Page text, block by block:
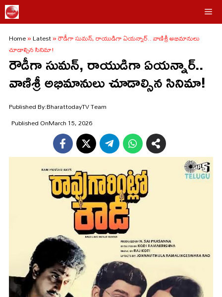
Skip
to
content
Home»Latest»రౌడీగా సుమన్, రాయుడిగా ఏయన్నార్.. వాణిశ్రీ అభిమానులు
చూడాల్సిన సినిమా!
రౌడీగా సుమన్, రాయుడిగా ఏయన్నార్..
వాణిశ్రీ అభిమానులు చూడాల్సిన సినిమా!
Published By:BharattodayTV Team
Published OnMarch 15, 2026